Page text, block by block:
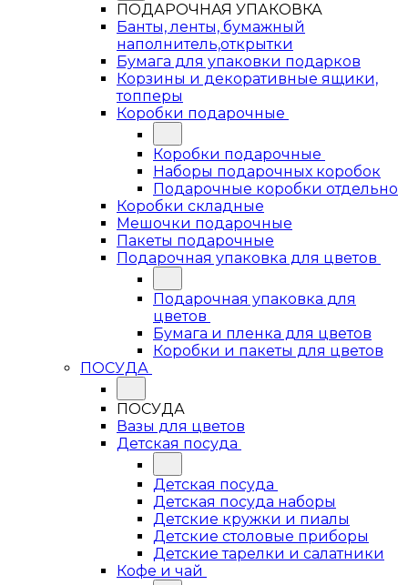
ПОДАРОЧНАЯ УПАКОВКА
Банты, ленты, бумажный
наполнитель,открытки
Бумага для упаковки подарков
Корзины и декоративные ящики,
топперы
Коробки подарочные
Коробки подарочные
Наборы подарочных коробок
Подарочные коробки отдельно
Коробки складные
Мешочки подарочные
Пакеты подарочные
Подарочная упаковка для цветов
Подарочная упаковка для
цветов
Бумага и пленка для цветов
Коробки и пакеты для цветов
ПОСУДА
ПОСУДА
Вазы для цветов
Детская посуда
Детская посуда
Детская посуда наборы
Детские кружки и пиалы
Детские столовые приборы
Детские тарелки и салатники
Кофе и чай